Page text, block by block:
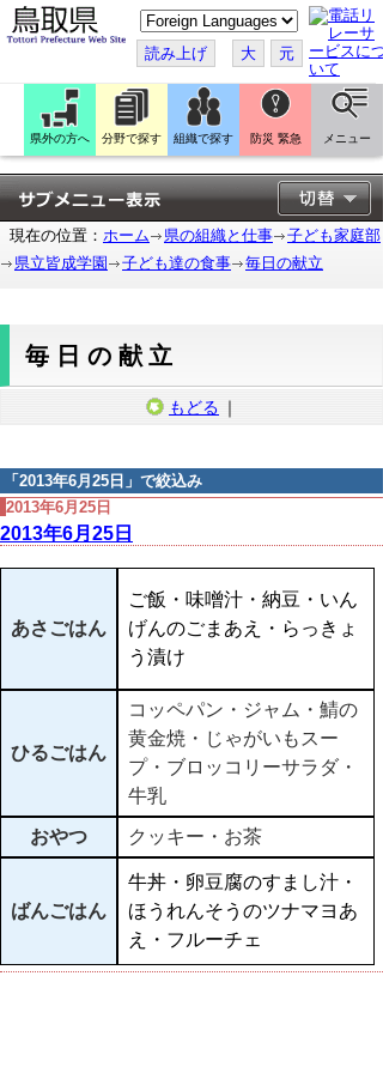
こ
の
ペ
ー
ジ
翻
訳
す
る
読み上げ 大 元
県外の方へ 分野で探す 組織で探す 防災 緊急 メニュー
現在の位置： ホーム 県の組織と仕事
子ども家庭部
県立皆成学園
子ども達の食事 毎日の献立
毎日の献立
もどる ｜
「 2013年6月25日 」で絞込み
2013年6月25日
2013年6月25日
あさごはん
ご飯・味噌汁・納豆・いん
げんのごまあえ・らっきょ
う漬け
ひるごはん
コッペパン・ジャム・鯖の
黄金焼・じゃがいもスー
プ・ブロッコリーサラダ・
牛乳
おやつ
クッキー・お茶
ばんごはん
牛丼・卵豆腐のすまし汁・
ほうれんそうのツナマヨあ
え・フルーチェ